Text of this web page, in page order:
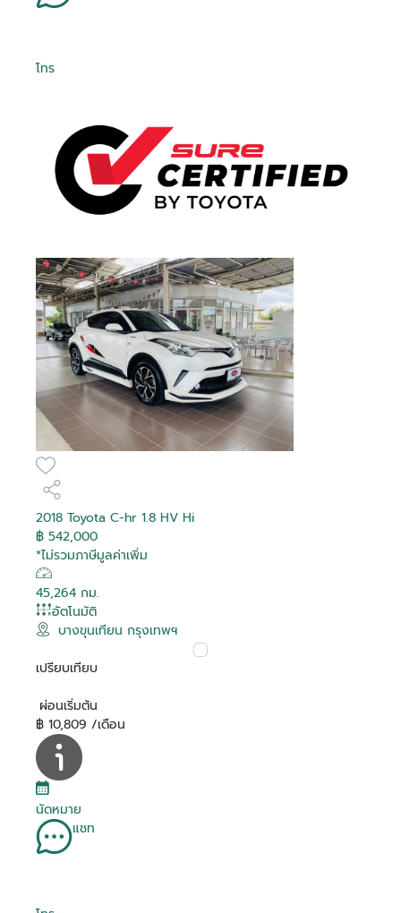
โทร
2018 Toyota C-hr 1.8 HV Hi
฿ 542,000
*ไม่รวมภาษีมูลค่าเพิ่ม
45,264 กม.
อัตโนมัติ
บางขุนเทียน กรุงเทพฯ
เปรียบเทียบ
ผ่อนเริ่มต้น
฿ 10,809 /เดือน
นัดหมาย
แชท